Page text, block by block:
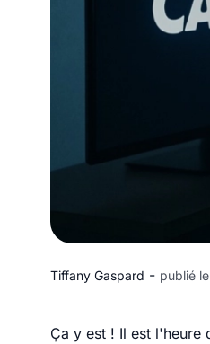
Tiffany Gaspard - publié
Ça y est ! Il est l'heure